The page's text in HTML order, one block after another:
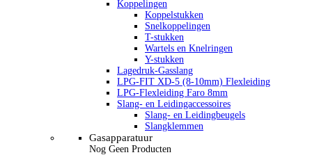
Koppelingen
Koppelstukken
Snelkoppelingen
T-stukken
Wartels en Knelringen
Y-stukken
Lagedruk-Gasslang
LPG-FIT XD-5 (8-10mm) Flexleiding
LPG-Flexleiding Faro 8mm
Slang- en Leidingaccessoires
Slang- en Leidingbeugels
Slangklemmen
Gasapparatuur
Nog Geen Producten